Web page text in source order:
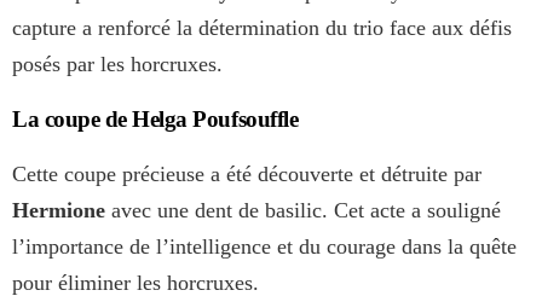
capture a renforcé la détermination du trio face aux défis
posés par les horcruxes.
La coupe de Helga Poufsouffle
Cette coupe précieuse a été découverte et détruite par
Hermione avec une dent de basilic. Cet acte a souligné
l’importance de l’intelligence et du courage dans la quête
pour éliminer les horcruxes.